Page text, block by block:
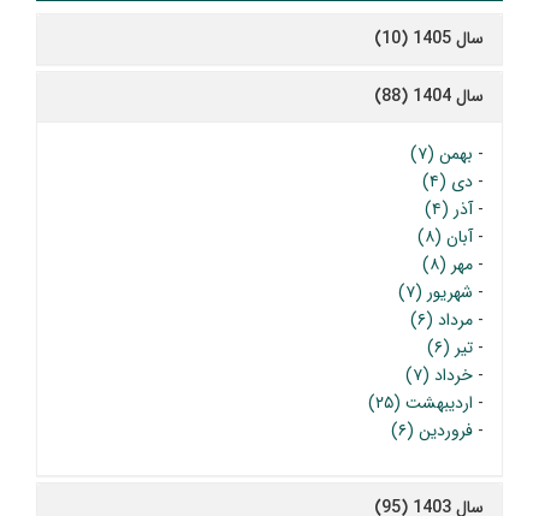
سال 1405 (10)
سال 1404 (88)
- بهمن (۷)
- دی (۴)
-آذر (۴)
-آبان (۸)
- مهر (۸)
- شهریور (۷)
- مرداد (۶)
- تیر (۶)
- خرداد (۷)
- اردیبهشت (۲۵)
- فروردین (۶)
سال 1403 (95)